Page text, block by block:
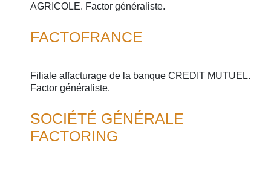
AGRICOLE. Factor généraliste.
FACTOFRANCE
Filiale affacturage de la banque CREDIT MUTUEL.
Factor généraliste.
SOCIÉTÉ GÉNÉRALE
FACTORING